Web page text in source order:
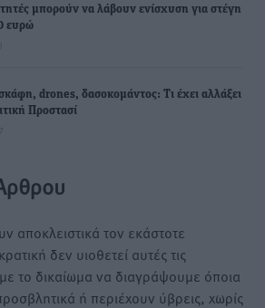
μπορούν να λάβουν ενίσχυση για στέγη
ευρώ
drones, δασοκομάντος: Τι έχει αλλάξει
Προστασί
αποκλειστικά τον εκάστοτε
δεν υιοθετεί αυτές τις
το δικαίωμα να διαγράψουμε όποια
ή περιέχουν ύβρεις, χωρίς